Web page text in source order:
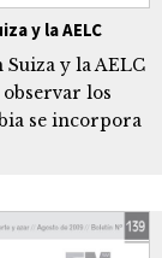
y la AELC
y la AELC
los
se incorpora